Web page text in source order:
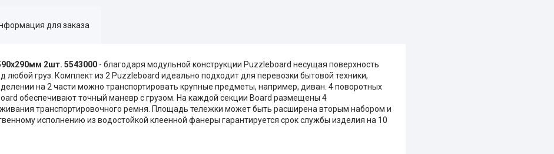
для заказа
2шт. 5543000 - благодаря модульной конструкции Puzzleboard несущая поверхность
груз. Комплект из 2 Puzzleboard идеально подходит для перевозки бытовой техники,
на 2 части можно транспортировать крупные предметы, например, диван. 4 поворотных
обеспечивают точный маневр с грузом. На каждой секции Board размещены 4
транспортировочного ремня. Площадь тележки может быть расширена вторым набором и
исполнению из водостойкой клеенной фанеры гарантируется срок службы изделия на 10